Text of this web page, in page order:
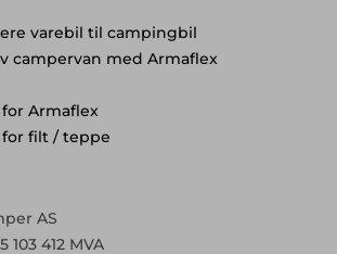
varebil til campingbil
campervan med Armaflex
Armaflex
for filt / teppe
AS
103 412 MVA